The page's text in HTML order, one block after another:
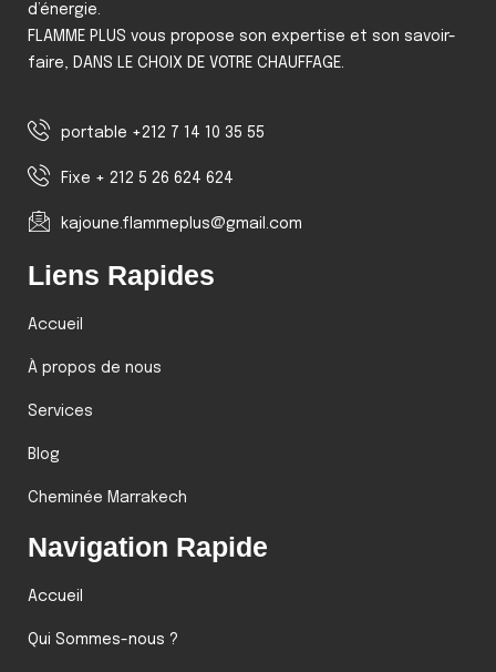
d’énergie.
FLAMME PLUS vous propose son expertise et son savoir-
faire, DANS LE CHOIX DE VOTRE CHAUFFAGE.
portable +212 7 14 10 35 55
Fixe + 212 5 26 624 624
kajoune.flammeplus@gmail.com
Liens Rapides
Accueil
À propos de nous
Services
Blog
Cheminée Marrakech
Navigation Rapide
Accueil
Qui Sommes-nous ?